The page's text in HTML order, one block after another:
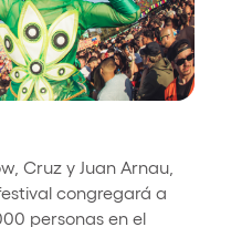
Cruz y Juan Arnau,
congregará a
personas en el